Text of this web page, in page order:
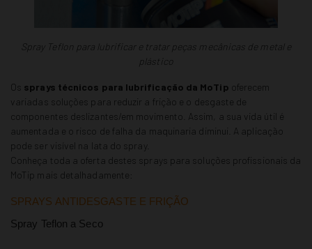
Spray Teflon para lubrificar e tratar peças mecânicas de metal e
plástico
Os sprays técnicos para lubrificação da MoTip oferecem
variadas soluções para reduzir a frição e o desgaste de
componentes deslizantes/em movimento. Assim, a sua vida útil é
aumentada e o risco de falha da maquinaria diminui. A aplicação
pode ser visível na lata do spray.
Conheça toda a oferta destes sprays para soluções profissionais da
MoTip mais detalhadamente:
SPRAYS ANTIDESGASTE E FRIÇÃO
Spray Teflon a Seco